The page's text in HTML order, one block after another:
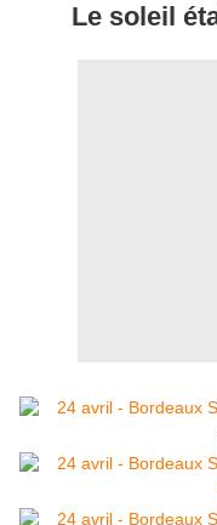
Le soleil